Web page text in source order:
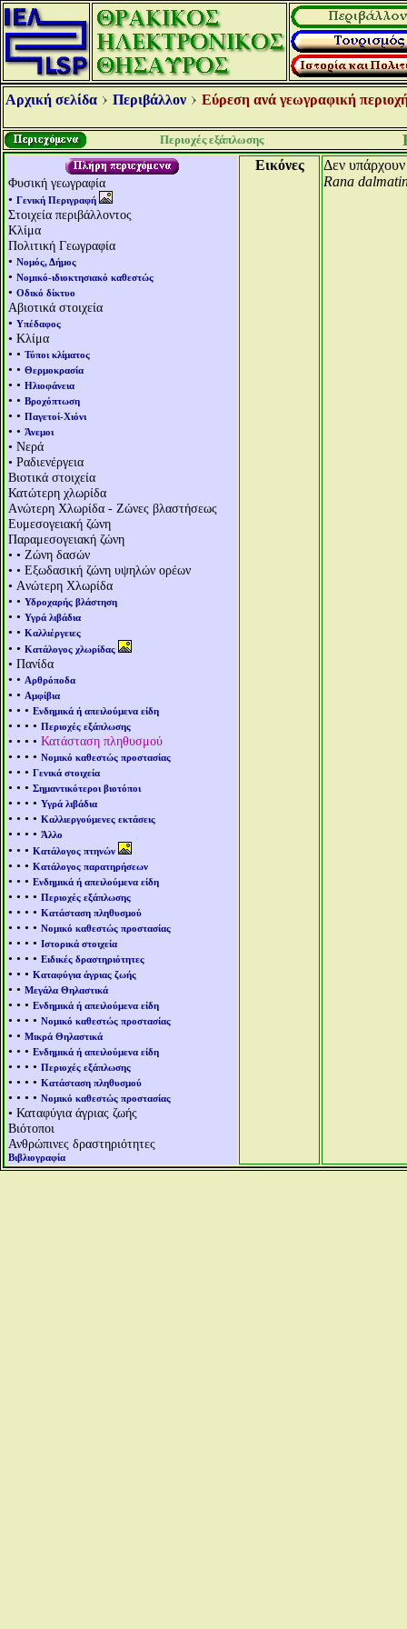
Αρχική σελίδα Περιβάλλον Εύρεση ανά γεωγραφική
Περιοχές εξάπλωσης
Φυσική γεωγραφία
• Γενική Περιγραφή
Στοιχεία περιβάλλοντος
Κλίμα
Πολιτική Γεωγραφία
• Νομός, Δήμος
• Νομικό-ιδιοκτησιακό καθεστώς
• Οδικό δίκτυο
Αβιοτικά στοιχεία
• Υπέδαφος
• Κλίμα
• • Τύποι κλίματος
• • Θερμοκρασία
• • Ηλιοφάνεια
• • Βροχόπτωση
• • Παγετοί-Χιόνι
• • Άνεμοι
• Νερά
• Ραδιενέργεια
Βιοτικά στοιχεία
Κατώτερη χλωρίδα
Aνώτερη Χλωρίδα - Ζώνες βλαστήσεως
Ευμεσογειακή ζώνη
Παραμεσογειακή ζώνη
• • Ζώνη δασών
• • Εξωδασική ζώνη υψηλών ορέων
• Aνώτερη Χλωρίδα
• • Υδροχαρής βλάστηση
• • Υγρά λιβάδια
• • Καλλιέργειες
• • Κατάλογος χλωρίδας
• Πανίδα
• • Αρθρόποδα
• • Αμφίβια
• • • Ενδημικά ή απειλούμενα είδη
• • • • Περιοχές εξάπλωσης
• • • • Κατάσταση πληθυσμού
• • • • Νομικό καθεστώς προστασίας
• • • Γενικά στοιχεία
• • • Σημαντικότεροι βιοτόποι
• • • • Υγρά λιβάδια
• • • • Καλλιεργούμενες εκτάσεις
• • • • Άλλο
• • • Κατάλογος πτηνών
• • • Κατάλογος παρατηρήσεων
• • • Ενδημικά ή απειλούμενα είδη
• • • • Περιοχές εξάπλωσης
• • • • Κατάσταση πληθυσμού
• • • • Νομικό καθεστώς προστασίας
• • • • Ιστορικά στοιχεία
• • • • Ειδικές δραστηριότητες
• • • Καταφύγια άγριας ζωής
• • Μεγάλα Θηλαστικά
• • • Ενδημικά ή απειλούμενα είδη
• • • • Νομικό καθεστώς προστασίας
• • Μικρά Θηλαστικά
• • • Ενδημικά ή απειλούμενα είδη
• • • • Περιοχές εξάπλωσης
• • • • Κατάσταση πληθυσμού
• • • • Νομικό καθεστώς προστασίας
• Καταφύγια άγριας ζωής
Βιότοποι
Ανθρώπινες δραστηριότητες
Βιβλιογραφία
Εικόνες
Δεν
Rana